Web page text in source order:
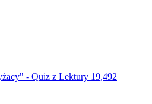
- Quiz z Lektury 19,492